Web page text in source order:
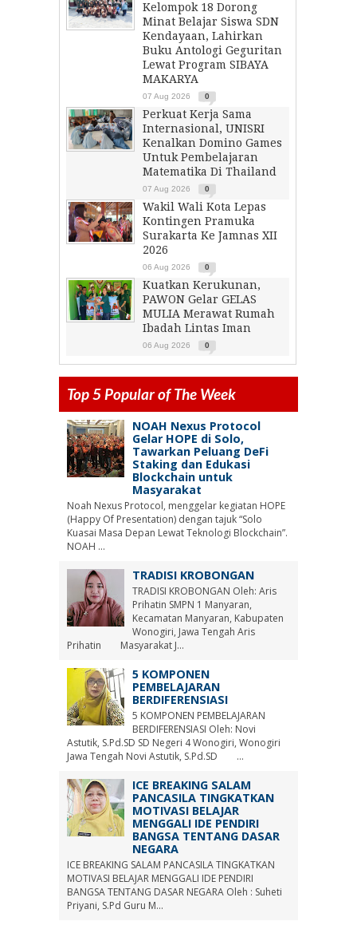
Kelompok 18 Dorong
Minat Belajar Siswa SDN
Kendayaan, Lahirkan
Buku Antologi Geguritan
Lewat Program SIBAYA
MAKARYA
07 Aug 2026 0
Perkuat Kerja Sama
Internasional, UNISRI
Kenalkan Domino Games
Untuk Pembelajaran
Matematika Di Thailand
07 Aug 2026 0
Wakil Wali Kota Lepas
Kontingen Pramuka
Surakarta Ke Jamnas XII
2026
06 Aug 2026 0
Kuatkan Kerukunan,
PAWON Gelar GELAS
MULIA Merawat Rumah
Ibadah Lintas Iman
06 Aug 2026 0
Top 5 Popular of The Week
NOAH Nexus Protocol
Gelar HOPE di Solo,
Tawarkan Peluang DeFi
Staking dan Edukasi
Blockchain untuk
Masyarakat
Noah Nexus Protocol, menggelar kegiatan HOPE
(Happy Of Presentation) dengan tajuk “Solo
Kuasai Masa Depan Lewat Teknologi Blockchain”.
NOAH ...
TRADISI KROBONGAN
TRADISI KROBONGAN Oleh: Aris
Prihatin SMPN 1 Manyaran,
Kecamatan Manyaran, Kabupaten
Wonogiri, Jawa Tengah Aris
Prihatin Masyarakat J...
5 KOMPONEN
PEMBELAJARAN
BERDIFERENSIASI
5 KOMPONEN PEMBELAJARAN
BERDIFERENSIASI Oleh: Novi
Astutik, S.Pd.SD SD Negeri 4 Wonogiri, Wonogiri
Jawa Tengah Novi Astutik, S.Pd.SD ...
ICE BREAKING SALAM
PANCASILA TINGKATKAN
MOTIVASI BELAJAR
MENGGALI IDE PENDIRI
BANGSA TENTANG DASAR
NEGARA
ICE BREAKING SALAM PANCASILA TINGKATKAN
MOTIVASI BELAJAR MENGGALI IDE PENDIRI
BANGSA TENTANG DASAR NEGARA Oleh : Suheti
Priyani, S.Pd Guru M...